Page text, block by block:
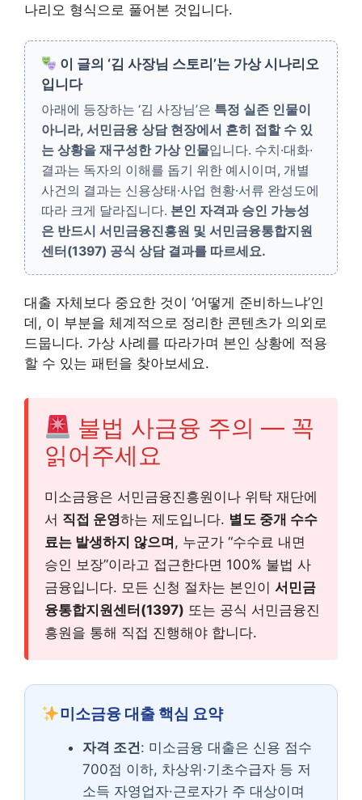
나리오 형식으로 풀어본 것입니다.
이 글의 ‘김 사장님 스토리’는 가상 시나리오
입니다
아래에 등장하는 ‘김 사장님’은 특정 실존 인물이
아니라, 서민금융 상담 현장에서 흔히 접할 수 있
는 상황을 재구성한 가상 인물입니다. 수치·대화·
결과는 독자의 이해를 돕기 위한 예시이며, 개별
사건의 결과는 신용상태·사업 현황·서류 완성도에
따라 크게 달라집니다. 본인 자격과 승인 가능성
은 반드시 서민금융진흥원 및 서민금융통합지원
센터(1397) 공식 상담 결과를 따르세요.
대출 자체보다 중요한 것이 ‘어떻게 준비하느냐’인
데, 이 부분을 체계적으로 정리한 콘텐츠가 의외로
드뭅니다. 가상 사례를 따라가며 본인 상황에 적용
할 수 있는 패턴을 찾아보세요.
불법 사금융 주의 — 꼭
읽어주세요
미소금융은 서민금융진흥원이나 위탁 재단에
서 직접 운영하는 제도입니다. 별도 중개 수수
료는 발생하지 않으며 , 누군가 “수수료 내면
승인 보장”이라고 접근한다면 100% 불법 사
금융입니다. 모든 신청 절차는 본인이 서민금
융통합지원센터(1397) 또는 공식 서민금융진
흥원을 통해 직접 진행해야 합니다.
미소금융 대출 핵심 요약
자격 조건: 미소금융 대출은 신용 점수
700점 이하, 차상위·기초수급자 등 저
소득 자영업자·근로자가 주 대상이며